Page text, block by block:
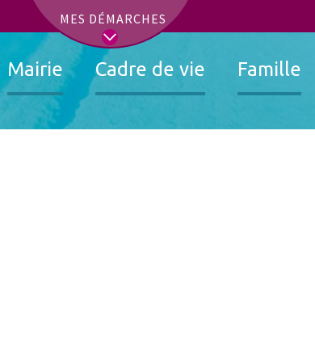
MES DÉMARCHES
Mairie Cadre de vie Famille